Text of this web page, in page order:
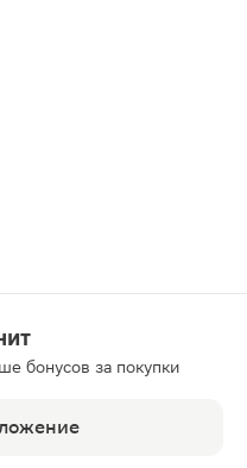
бонусов за покупки